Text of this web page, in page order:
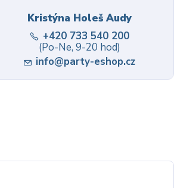
Kristýna Holeš Audy
+420 733 540 200
(Po-Ne, 9-20 hod)
info@party-eshop.cz